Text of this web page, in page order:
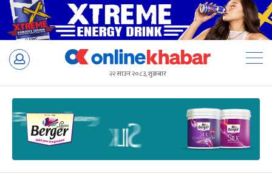
Skip
२२ साउन २०८३, शुक्रबार